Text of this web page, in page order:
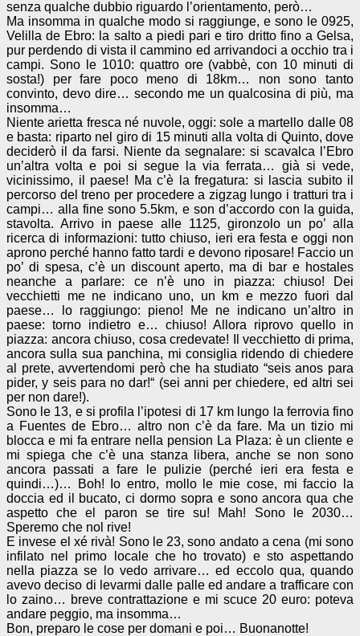
senza qualche dubbio riguardo l’orientamento, però…
Ma insomma in qualche modo si raggiunge, e sono le 0925,
Velilla de Ebro: la salto a piedi pari e tiro dritto fino a Gelsa,
pur perdendo di vista il cammino ed arrivandoci a occhio tra i
campi. Sono le 1010: quattro ore (vabbè, con 10 minuti di
sosta!) per fare poco meno di 18km… non sono tanto
convinto, devo dire… secondo me un qualcosina di più, ma
insomma…
Niente arietta fresca né nuvole, oggi: sole a martello dalle 08
e basta: riparto nel giro di 15 minuti alla volta di Quinto, dove
deciderò il da farsi. Niente da segnalare: si scavalca l’Ebro
un’altra volta e poi si segue la via ferrata… già si vede,
vicinissimo, il paese! Ma c’è la fregatura: si lascia subito il
percorso del treno per procedere a zigzag lungo i tratturi tra i
campi… alla fine sono 5.5km, e son d’accordo con la guida,
stavolta. Arrivo in paese alle 1125, gironzolo un po’ alla
ricerca di informazioni: tutto chiuso, ieri era festa e oggi non
aprono perché hanno fatto tardi e devono riposare! Faccio un
po’ di spesa, c’è un discount aperto, ma di bar e hostales
neanche a parlare: ce n’è uno in piazza: chiuso! Dei
vecchietti me ne indicano uno, un km e mezzo fuori dal
paese… lo raggiungo: pieno! Me ne indicano un’altro in
paese: torno indietro e… chiuso! Allora riprovo quello in
piazza: ancora chiuso, cosa credevate! Il vecchietto di prima,
ancora sulla sua panchina, mi consiglia ridendo di chiedere
al prete, avvertendomi però che ha studiato “seis anos para
pider, y seis para no dar!“ (sei anni per chiedere, ed altri sei
per non dare!).
Sono le 13, e si profila l’ipotesi di 17 km lungo la ferrovia fino
a Fuentes de Ebro… altro non c’è da fare. Ma un tizio mi
blocca e mi fa entrare nella pension La Plaza: è un cliente e
mi spiega che c’è una stanza libera, anche se non sono
ancora passati a fare le pulizie (perché ieri era festa e
quindi…)… Boh! Io entro, mollo le mie cose, mi faccio la
doccia ed il bucato, ci dormo sopra e sono ancora qua che
aspetto che el paron se tire su! Mah! Sono le 2030…
Speremo che nol rive!
E invese el xé rivà! Sono le 23, sono andato a cena (mi sono
infilato nel primo locale che ho trovato) e sto aspettando
nella piazza se lo vedo arrivare… ed eccolo qua, quando
avevo deciso di levarmi dalle palle ed andare a trafficare con
lo zaino… breve contrattazione e mi scuce 20 euro: poteva
andare peggio, ma insomma…
Bon, preparo le cose per domani e poi… Buonanotte!